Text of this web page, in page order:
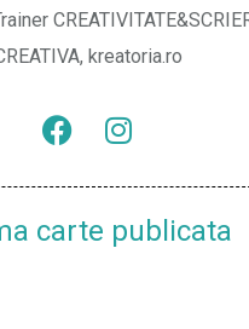
kreatoria.ro
carte publicata